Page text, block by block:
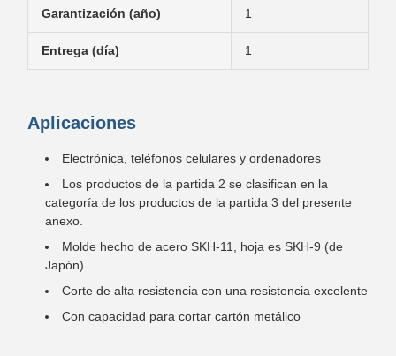
Garantización (año) 1
Entrega (día) 1
Aplicaciones
Electrónica, teléfonos celulares y ordenadores
Los productos de la partida 2 se clasifican en la
categoría de los productos de la partida 3 del presente
anexo.
Molde hecho de acero SKH-11, hoja es SKH-9 (de
Japón)
Corte de alta resistencia con una resistencia excelente
Con capacidad para cortar cartón metálico